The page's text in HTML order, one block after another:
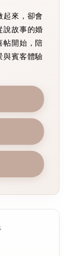
起來，卻會
說故事的婚
帖開始，陪
與賓客體驗